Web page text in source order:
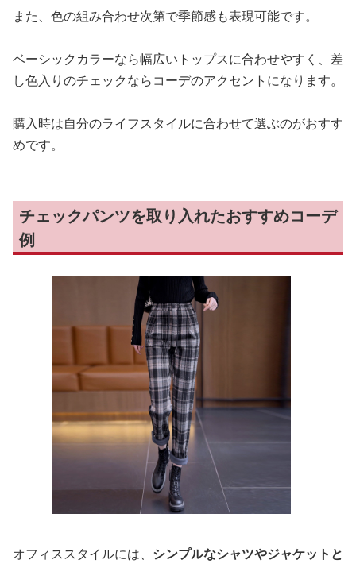
また、色の組み合わせ次第で季節感も表現可能です。
ベーシックカラーなら幅広いトップスに合わせやすく、差
し色入りのチェックならコーデのアクセントになります。
購入時は自分のライフスタイルに合わせて選ぶのがおすす
めです。
チェックパンツを取り入れたおすすめコーデ
例
オフィススタイルには、 シンプルなシャツやジャケットと